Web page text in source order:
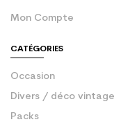
Mon Compte
CATÉGORIES
Occasion
Divers / déco vintage
Packs